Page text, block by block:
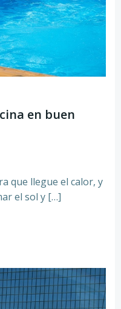
en buen
que llegue el calor, y
el sol y […]